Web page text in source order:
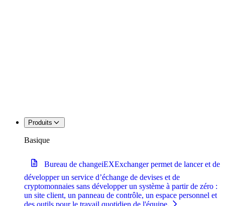
Produits
Basique
Bureau de changeiEXExchanger permet de lancer et de
développer un service d’échange de devises et de
cryptomonnaies sans développer un système à partir de zéro :
un site client, un panneau de contrôle, un espace personnel et
des outils pour le travail quotidien de l'équipe.